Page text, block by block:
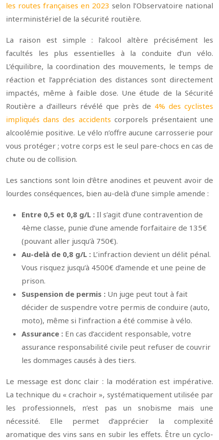
les routes françaises en 2023 selon l’Observatoire national
interministériel de la sécurité routière.
La raison est simple : l’alcool altère précisément les
facultés les plus essentielles à la conduite d’un vélo.
L’équilibre, la coordination des mouvements, le temps de
réaction et l’appréciation des distances sont directement
impactés, même à faible dose. Une étude de la Sécurité
Routière a d’ailleurs révélé que près de 4% des cyclistes
impliqués dans des accidents corporels présentaient une
alcoolémie positive. Le vélo n’offre aucune carrosserie pour
vous protéger ; votre corps est le seul pare-chocs en cas de
chute ou de collision.
Les sanctions sont loin d’être anodines et peuvent avoir de
lourdes conséquences, bien au-delà d’une simple amende :
Entre 0,5 et 0,8 g/L : Il s’agit d’une contravention de
4ème classe, punie d’une amende forfaitaire de 135€
(pouvant aller jusqu’à 750€).
Au-delà de 0,8 g/L : L’infraction devient un délit pénal.
Vous risquez jusqu’à 4500€ d’amende et une peine de
prison.
Suspension de permis : Un juge peut tout à fait
décider de suspendre votre permis de conduire (auto,
moto), même si l’infraction a été commise à vélo.
Assurance : En cas d’accident responsable, votre
assurance responsabilité civile peut refuser de couvrir
les dommages causés à des tiers.
Le message est donc clair : la modération est impérative.
La technique du « crachoir », systématiquement utilisée par
les professionnels, n’est pas un snobisme mais une
nécessité. Elle permet d’apprécier la complexité
aromatique des vins sans en subir les effets. Être un cyclo-